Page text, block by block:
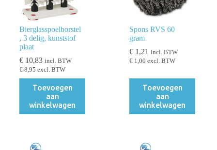
Bierglasspoelborstel
, 3 delig, kunststof
plaat
€ 10,83 incl. BTW
€ 8,95 excl. BTW
Toevoegen
aan
winkelwagen
Spons RVS 60
gram
€ 1,21 incl. BTW
€ 1,00 excl. BTW
Toevoegen
aan
winkelwagen